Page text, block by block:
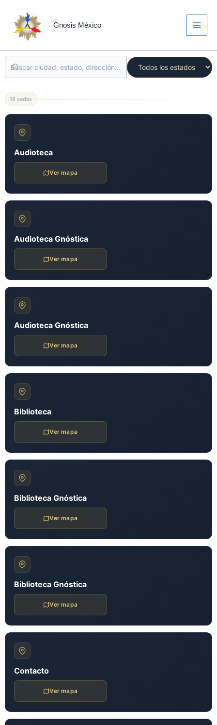
contenido
Gnosis México
18 sedes
Audioteca
Ver mapa
Audioteca Gnóstica
Ver mapa
Audioteca Gnóstica
Ver mapa
Biblioteca
Ver mapa
Biblioteca Gnóstica
Ver mapa
Biblioteca Gnóstica
Ver mapa
Contacto
Ver mapa